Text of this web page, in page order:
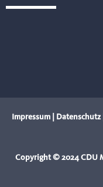
Impressum Datenschutz|
Copyright © 2024 CDU